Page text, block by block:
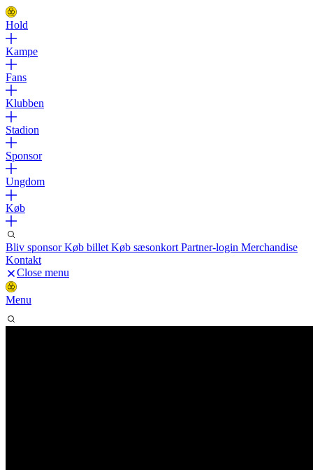
Hold
Kampe
Fans
Klubben
Stadion
Sponsor
Ungdom
Køb
Bliv sponsorKøb billet Køb sæsonkort Partner-login Merchandise
Kontakt
Close menu
Menu